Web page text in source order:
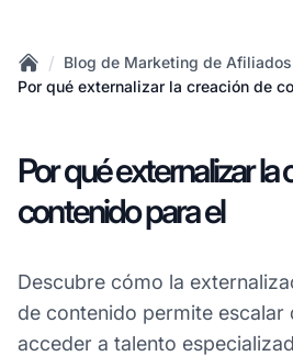
Home
/ Blog de Marketing de Afiliados
Por qué externalizar la creación de
Por qué externalizar la
contenido para el
Descubre cómo la
de contenido permite escalar
acceder a talento